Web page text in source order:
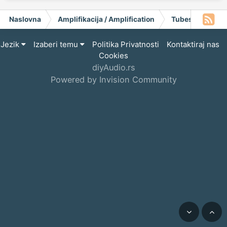
Naslovna Amplifikacija / Amplification Tubes
Jezik Izaberi temu Politika Privatnosti
Kontaktiraj nas
Cookies
diyAudio.rs
Powered by Invision Community